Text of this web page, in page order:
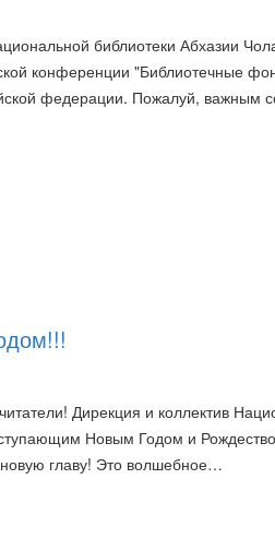
библиотеки Абхазии
конференции "Библиотечные
федерации. Пожалуй,
Дирекция и коллектив
Новым Годом и
новую главу! Это волшебное…